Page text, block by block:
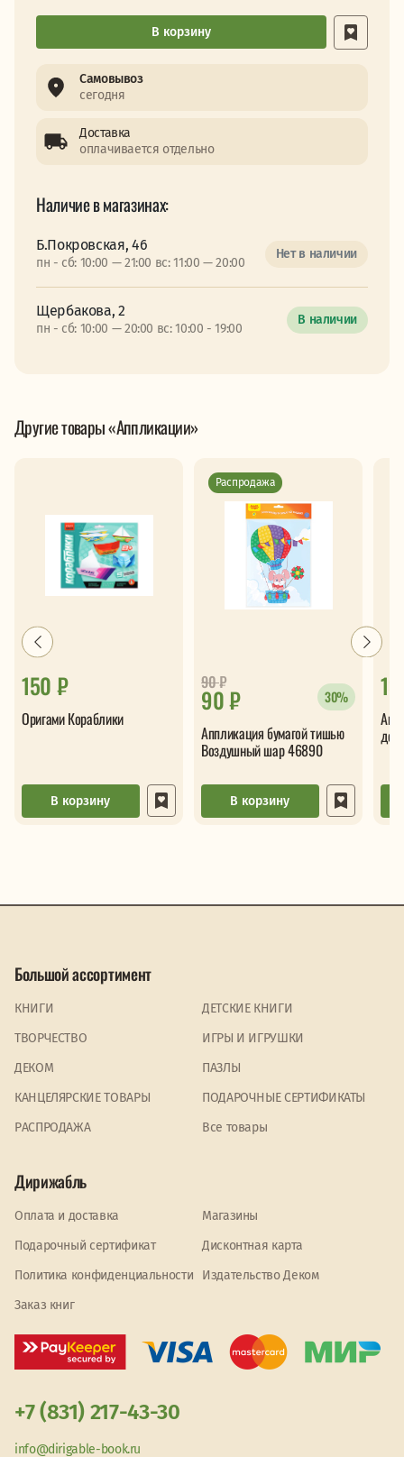
В корзину
Самовывоз
сегодня
Доставка
оплачивается отдельно
Наличие в магазинах:
Б.Покровская, 46
пн - сб: 10:00 — 21:00 вс: 11:00 — 20:00
Нет в наличии
Щербакова, 2
пн - сб: 10:00 — 20:00 вс: 10:00 - 19:00
В наличии
Другие товары «Аппликации»
150 ₽
Оригами Кораблики
В корзину
Распродажа
90 ₽
90₽
30%
Аппликация бумагой тишью
Воздушный шар 46890
В корзину
Большой ассортимент
КНИГИ
ДЕТСКИЕ КНИГИ
ТВОРЧЕСТВО
ИГРЫ И ИГРУШКИ
ДЕКОМ
ПАЗЛЫ
КАНЦЕЛЯРСКИЕ ТОВАРЫ
ПОДАРОЧНЫЕ СЕРТИФИКАТЫ
PАСПРОДАЖА
Все товары
Дирижабль
Оплата и доставка
Магазины
Подарочный сертификат
Дисконтная карта
Политика конфиденциальности
Издательство Деком
Заказ книг
+7 (831) 217-43-30
info@dirigable-book.ru